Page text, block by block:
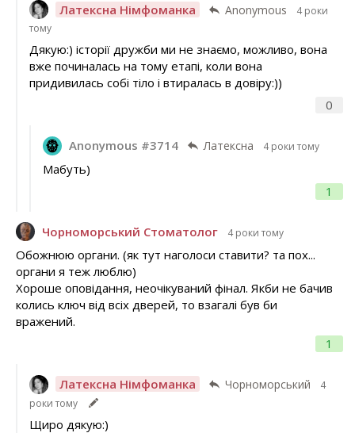
Латексна Німфоманка Anonymous
4 роки
тому
0
Дякую:) історії дружби ми не знаємо, можливо, вона
вже починалась на тому етапі, коли вона
придивилась собі тіло і втиралась в довіру:))
Anonymous #3714 Латексна 4 роки тому
1
Мабуть)
Чорноморський Стоматолог 4 роки тому
1
Обожнюю органи. (як тут наголоси ставити? та пох...
органи я теж люблю)
Хороше оповідання, неочікуваний фінал. Якби не бачив
колись ключ від всіх дверей, то взагалі був би
вражений.
Латексна Німфоманка Чорноморський
4
роки тому
Щиро дякую:)